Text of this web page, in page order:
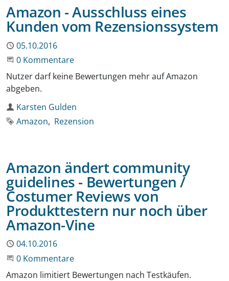
Amazon - Ausschluss eines
Kunden vom Rezensionssystem
Publiziert
05.10.2016
Beginne eine Unterhaltung
0 Kommentare
Nutzer darf keine Bewertungen mehr auf Amazon
abgeben.
Autor
Karsten Gulden
Schlagworte
Amazon Rezension
Amazon ändert community
guidelines - Bewertungen /
Costumer Reviews von
Produkttestern nur noch über
Amazon-Vine
Publiziert
04.10.2016
Beginne eine Unterhaltung
0 Kommentare
Amazon limitiert Bewertungen nach Testkäufen.